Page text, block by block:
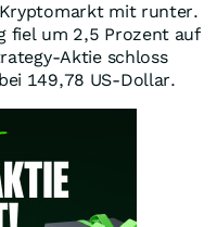
mit runter.
fiel um 2,5 Prozent auf
Aktie schloss
149,78 US-Dollar.